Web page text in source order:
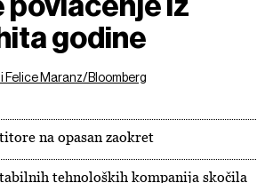
godine
Felice Maranz/Bloomberg
na opasan zaokret
tehnoloških kompanija skočila